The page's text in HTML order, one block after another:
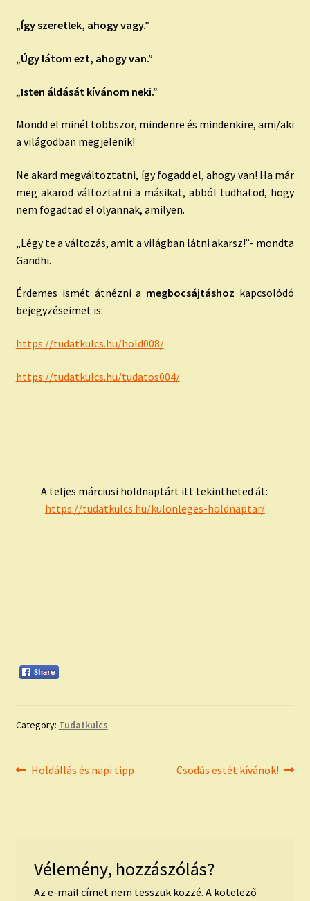
„Így szeretlek, ahogy vagy.”
„Úgy látom ezt, ahogy van.”
„Isten áldását kívánom neki.”
Mondd el minél többször, mindenre és mindenkire, ami/aki
a világodban megjelenik!
Ne akard megváltoztatni, így fogadd el, ahogy van! Ha már
meg akarod változtatni a másikat, abból tudhatod, hogy
nem fogadtad el olyannak, amilyen.
„Légy te a változás, amit a világban látni akarsz!”- mondta
Gandhi.
Érdemes ismét átnézni a megbocsájtáshoz kapcsolódó
bejegyzéseimet is:
https://tudatkulcs.hu/hold008/
https://tudatkulcs.hu/tudatos004/
A teljes márciusi holdnaptárt itt tekintheted át:
https://tudatkulcs.hu/kulonleges-holdnaptar/
Category: Tudatkulcs
Bejegyzés
Previous
Holdállás és napi tipp
Next
Csodás estét kívánok!
Vélemény, hozzászólás?
Az e-mail címet nem tesszük közzé. A kötelező